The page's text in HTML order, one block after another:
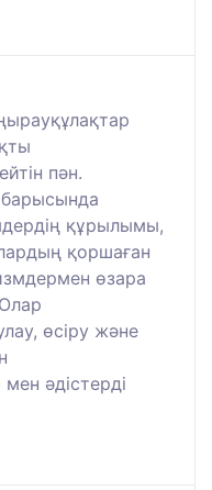
пән.
құрылымы,
қоршаған
өзара
өсіру және
әдістерді